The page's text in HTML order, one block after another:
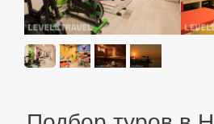
Узнайте цены с перелетом
Бронируйте онлайн по
Екатеринбург